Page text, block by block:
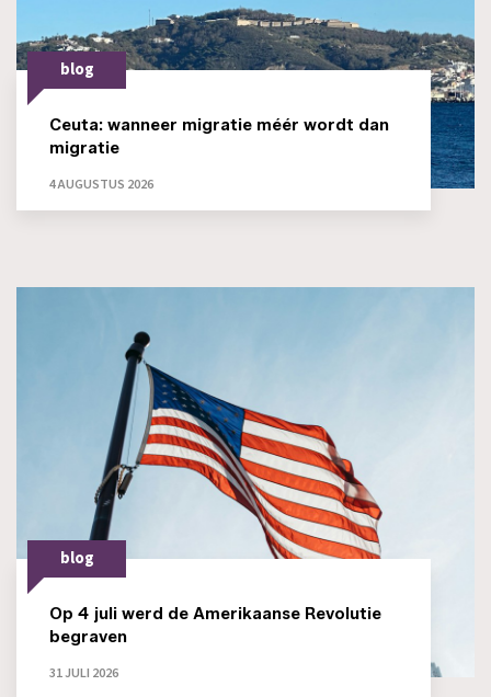
blog
Ceuta: wanneer migratie méér wordt dan
migratie
4 AUGUSTUS 2026
blog
Op 4 juli werd de Amerikaanse Revolutie
begraven
31 JULI 2026